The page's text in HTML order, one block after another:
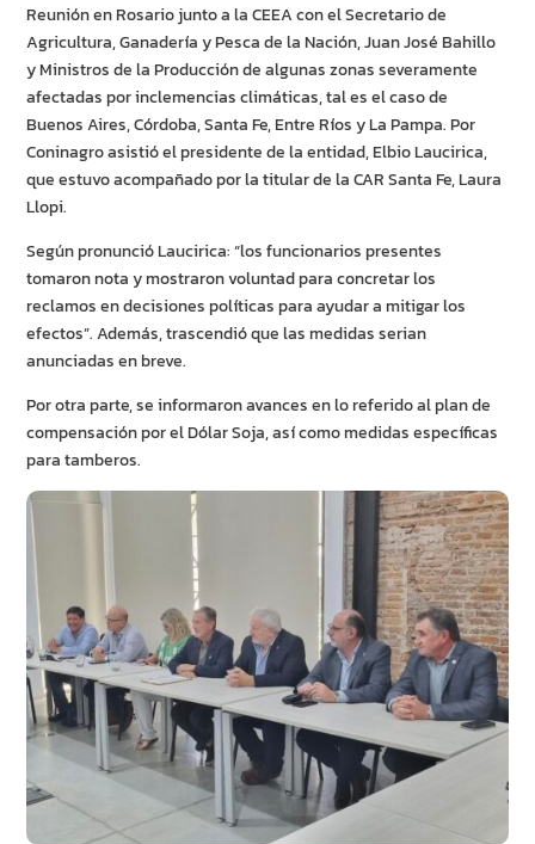
Reunión en Rosario junto a la CEEA con el Secretario de
Agricultura, Ganadería y Pesca de la Nación, Juan José Bahillo
y Ministros de la Producción de algunas zonas severamente
afectadas por inclemencias climáticas, tal es el caso de
Buenos Aires, Córdoba, Santa Fe, Entre Ríos y La Pampa. Por
Coninagro asistió el presidente de la entidad, Elbio Laucirica,
que estuvo acompañado por la titular de la CAR Santa Fe, Laura
Llopi.
Según pronunció Laucirica: “los funcionarios presentes
tomaron nota y mostraron voluntad para concretar los
reclamos en decisiones políticas para ayudar a mitigar los
efectos”. Además, trascendió que las medidas serian
anunciadas en breve.
Por otra parte, se informaron avances en lo referido al plan de
compensación por el Dólar Soja, así como medidas específicas
para tamberos.